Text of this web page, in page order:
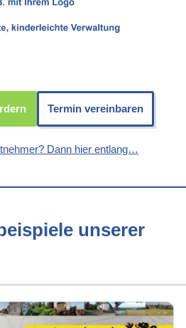
Termin vereinbaren
Dann hier entlang…
unserer